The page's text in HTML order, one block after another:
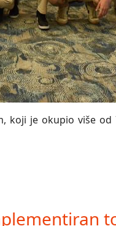
koji je okupio više